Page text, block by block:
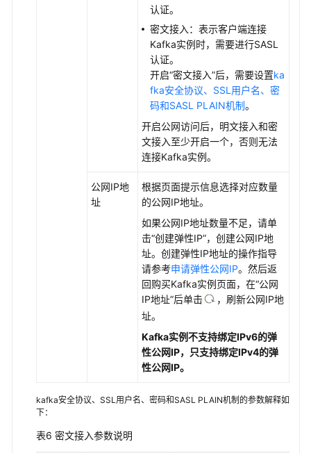
认证。
密文接入：表示客户端连接
Kafka实例时，需要进行SASL
认证。
开启“密文接入”后，需要设置ka
fka安全协议、SSL用户名、密
码和SASL PLAIN机制。
开启公网访问后，明文接入和密
文接入至少开启一个，否则无法
连接Kafka实例。
公网IP地
址
根据页面提示信息选择对应数量
的公网IP地址。
如果公网IP地址数量不足，请单
击“创建弹性IP”，创建公网IP地
址。创建弹性IP地址的操作指导
请参考申请弹性公网IP。然后返
回购买Kafka实例页面，在“公网
IP地址”后单击
，刷新公网IP地
址。
Kafka实例不支持绑定IPv6的弹
性公网IP，只支持绑定IPv4的弹
性公网IP。
kafka安全协议、SSL用户名、密码和SASL PLAIN机制的参数解释如
下：
表6 密文接入参数说明